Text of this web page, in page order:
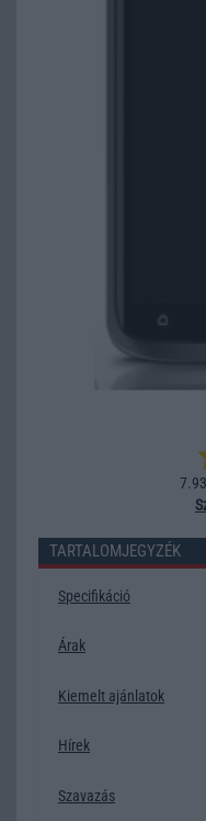
TARTALOMJEGYZÉK
Specifikáció
Árak
Kiemelt ajánlatok
Hírek
Szavazás